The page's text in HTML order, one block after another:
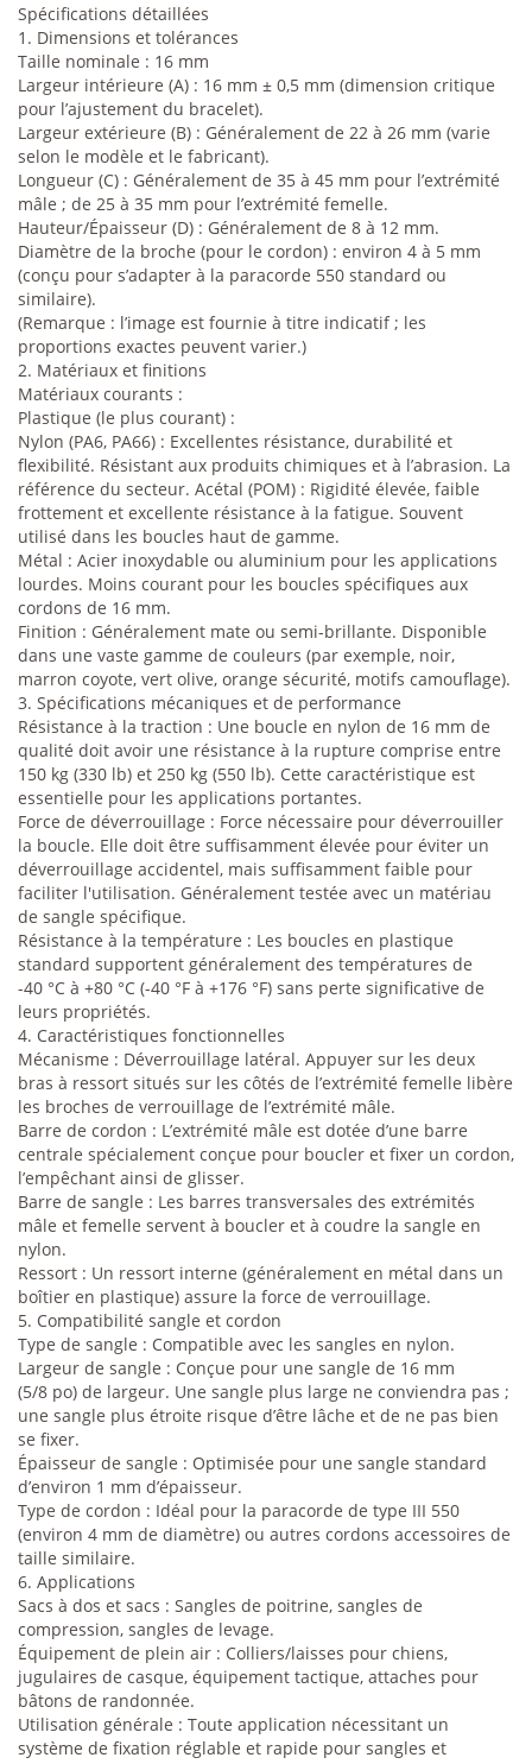
Spécifications détaillées
1. Dimensions et tolérances
Taille nominale : 16 mm
Largeur intérieure (A) : 16 mm ± 0,5 mm (dimension critique
pour l’ajustement du bracelet).
Largeur extérieure (B) : Généralement de 22 à 26 mm (varie
selon le modèle et le fabricant).
Longueur (C) : Généralement de 35 à 45 mm pour l’extrémité
mâle ; de 25 à 35 mm pour l’extrémité femelle.
Hauteur/Épaisseur (D) : Généralement de 8 à 12 mm.
Diamètre de la broche (pour le cordon) : environ 4 à 5 mm
(conçu pour s’adapter à la paracorde 550 standard ou
similaire).
(Remarque : l’image est fournie à titre indicatif ; les
proportions exactes peuvent varier.)
2. Matériaux et finitions
Matériaux courants :
Plastique (le plus courant) :
Nylon (PA6, PA66) : Excellentes résistance, durabilité et
flexibilité. Résistant aux produits chimiques et à l’abrasion. La
référence du secteur. Acétal (POM) : Rigidité élevée, faible
frottement et excellente résistance à la fatigue. Souvent
utilisé dans les boucles haut de gamme.
Métal : Acier inoxydable ou aluminium pour les applications
lourdes. Moins courant pour les boucles spécifiques aux
cordons de 16 mm.
Finition : Généralement mate ou semi-brillante. Disponible
dans une vaste gamme de couleurs (par exemple, noir,
marron coyote, vert olive, orange sécurité, motifs camouflage).
3. Spécifications mécaniques et de performance
Résistance à la traction : Une boucle en nylon de 16 mm de
qualité doit avoir une résistance à la rupture comprise entre
150 kg (330 lb) et 250 kg (550 lb). Cette caractéristique est
essentielle pour les applications portantes.
Force de déverrouillage : Force nécessaire pour déverrouiller
la boucle. Elle doit être suffisamment élevée pour éviter un
déverrouillage accidentel, mais suffisamment faible pour
faciliter l'utilisation. Généralement testée avec un matériau
de sangle spécifique.
Résistance à la température : Les boucles en plastique
standard supportent généralement des températures de
-40 °C à +80 °C (-40 °F à +176 °F) sans perte significative de
leurs propriétés.
4. Caractéristiques fonctionnelles
Mécanisme : Déverrouillage latéral. Appuyer sur les deux
bras à ressort situés sur les côtés de l’extrémité femelle libère
les broches de verrouillage de l’extrémité mâle.
Barre de cordon : L’extrémité mâle est dotée d’une barre
centrale spécialement conçue pour boucler et fixer un cordon,
l’empêchant ainsi de glisser.
Barre de sangle : Les barres transversales des extrémités
mâle et femelle servent à boucler et à coudre la sangle en
nylon.
Ressort : Un ressort interne (généralement en métal dans un
boîtier en plastique) assure la force de verrouillage.
5. Compatibilité sangle et cordon
Type de sangle : Compatible avec les sangles en nylon.
Largeur de sangle : Conçue pour une sangle de 16 mm
(5/8 po) de largeur. Une sangle plus large ne conviendra pas ;
une sangle plus étroite risque d’être lâche et de ne pas bien
se fixer.
Épaisseur de sangle : Optimisée pour une sangle standard
d’environ 1 mm d’épaisseur.
Type de cordon : Idéal pour la paracorde de type III 550
(environ 4 mm de diamètre) ou autres cordons accessoires de
taille similaire.
6. Applications
Sacs à dos et sacs : Sangles de poitrine, sangles de
compression, sangles de levage.
Équipement de plein air : Colliers/laisses pour chiens,
jugulaires de casque, équipement tactique, attaches pour
bâtons de randonnée.
Utilisation générale : Toute application nécessitant un
système de fixation réglable et rapide pour sangles et